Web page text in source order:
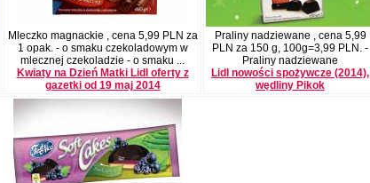
Mleczko magnackie , cena 5,99 PLN za
1 opak. - o smaku czekoladowym w
mlecznej czekoladzie - o smaku ...
Kwiaty na Dzień Matki Lidl oferty z
gazetki od 19 maj 2014
Praliny nadziewane , cena 5,99
PLN za 150 g, 100g=3,99 PLN. -
Praliny nadziewane
Lidl nowości spożywcze (2014),
wędliny Pikok